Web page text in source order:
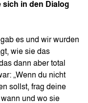
sich in den Dialog
es und wir wurden
wie sie das
dann aber total
„Wenn du nicht
sollst, frag deine
und wo sie